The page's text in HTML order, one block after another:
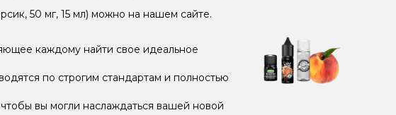
50 мг, 15 мл) можно на нашем сайте.
каждому найти свое идеальное
по строгим стандартам и полностью
вы могли наслаждаться вашей новой